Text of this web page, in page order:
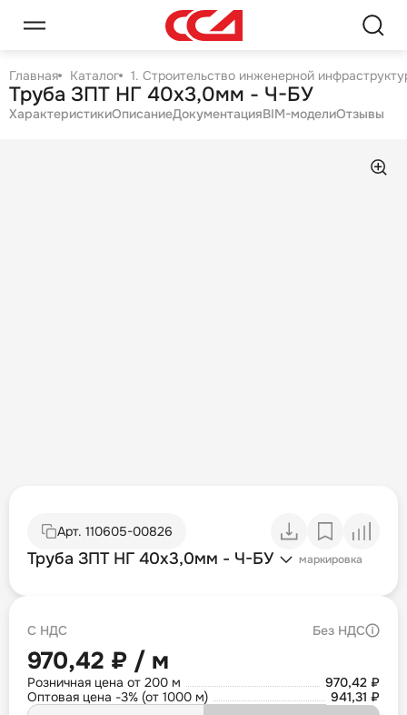
Главная Каталог 1. Строительство инженерной
Труба ЗПТ НГ 40х3,0мм - Ч-БУ
ХарактеристикиОписаниеДокументацияBIM-моделиОтзывы
Арт. 110605-00826
Труба ЗПТ НГ 40х3,0мм - Ч-БУ маркировка
С НДС Без НДС
970,42 ₽ / м
Розничная цена от 200 м
970,42 ₽
Оптовая цена -3% (от 1000 м)
941,31 ₽